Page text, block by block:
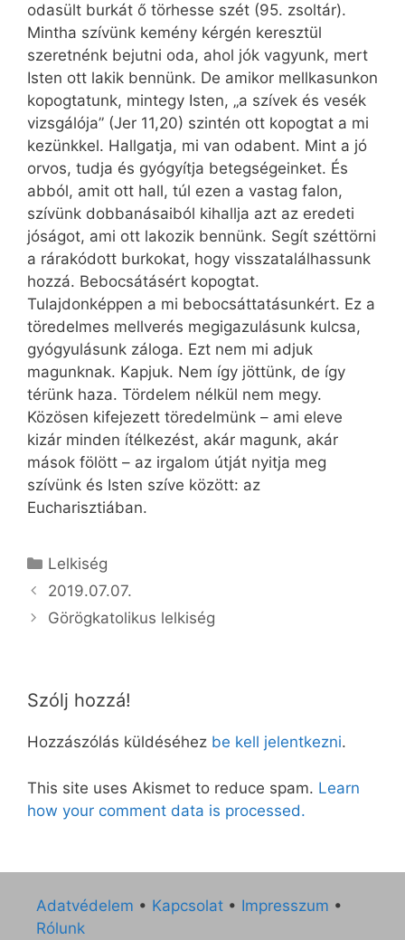
odasült burkát ő törhesse szét (95. zsoltár).
Mintha szívünk kemény kérgén keresztül
szeretnénk bejutni oda, ahol jók vagyunk, mert
Isten ott lakik bennünk. De amikor mellkasunkon
kopogtatunk, mintegy Isten, „a szívek és vesék
vizsgálója” (Jer 11,20) szintén ott kopogtat a mi
kezünkkel. Hallgatja, mi van odabent. Mint a jó
orvos, tudja és gyógyítja betegségeinket. És
abból, amit ott hall, túl ezen a vastag falon,
szívünk dobbanásaiból kihallja azt az eredeti
jóságot, ami ott lakozik bennünk. Segít széttörni
a rárakódott burkokat, hogy visszatalálhassunk
hozzá. Bebocsátásért kopogtat.
Tulajdonképpen a mi bebocsáttatásunkért. Ez a
töredelmes mellverés megigazulásunk kulcsa,
gyógyulásunk záloga. Ezt nem mi adjuk
magunknak. Kapjuk. Nem így jöttünk, de így
térünk haza. Tördelem nélkül nem megy.
Közösen kifejezett töredelmünk – ami eleve
kizár minden ítélkezést, akár magunk, akár
mások fölött – az irgalom útját nyitja meg
szívünk és Isten szíve között: az
Eucharisztiában.
Kategória
Lelkiség
2019.07.07.
Görögkatolikus lelkiség
Szólj hozzá!
Hozzászólás küldéséhez be kell jelentkezni.
This site uses Akismet to reduce spam. Learn
how your comment data is processed.
Adatvédelem • Kapcsolat • Impresszum •
Rólunk